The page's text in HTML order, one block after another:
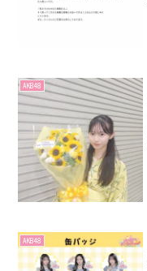
AKB48
AKB48